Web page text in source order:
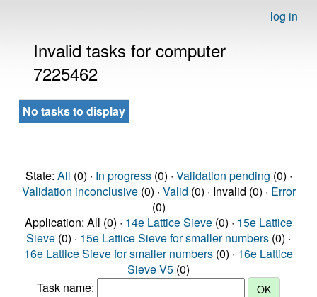
log in
Invalid tasks for computer
7225462
No tasks to display
State: All (0) · In progress(0) · Validation pending (0) ·
Validation inconclusive(0) · Valid (0) · Invalid (0) · Error
(0)
Application: All (0) · 14e Lattice Sieve (0) · 15e Lattice
Sieve (0) · 15e Lattice Sieve for smaller numbers (0) ·
16e Lattice Sieve for smaller numbers (0) · 16e Lattice
Sieve V5 (0)
Task name: